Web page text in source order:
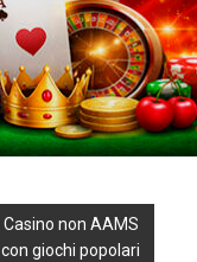
Casino non AAMS
con giochi popolari